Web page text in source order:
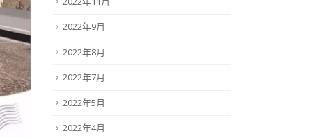
2022年9月
2022年8月
2022年7月
2022年5月
2022年4月